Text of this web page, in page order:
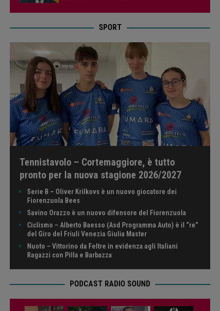
SPORT
Tennistavolo – Cortemaggiore, è tutto
pronto per la nuova stagione 2026/2027
Serie B – Oliver Krilkovs è un nuovo giocatore dei
Fiorenzuola Bees
Savino Orazzo è un nuovo difensore del Fiorenzuola
Ciclismo – Alberto Baesso (Asd Programma Auto) è il “re”
del Giro del Friuli Venezia Giulia Master
Nuoto – Vittorino da Feltre in evidenza agli Italiani
Ragazzi con Pilla e Barbazza
PODCAST RADIO SOUND